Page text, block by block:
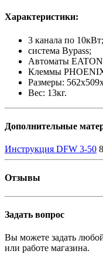
Характеристики:
3 канала по 10кВт;
система Bypass;
Автоматы
Клеммы
Размеры:
Вес: 13кг.
Дополнительные
Инструкция DFW 3-50
Отзывы
Задать вопрос
Вы можете задать
или работе магазина.